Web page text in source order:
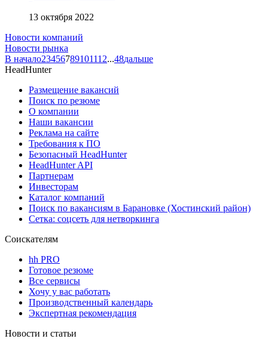
13 октября 2022
Новости компаний
Новости рынка
В начало23456789101112...48дальше
HeadHunter
Размещение вакансий
Поиск по резюме
О компании
Наши вакансии
Реклама на сайте
Требования к ПО
Безопасный HeadHunter
HeadHunter API
Партнерам
Инвесторам
Каталог компаний
Поиск по вакансиям в Барановке (Хостинский район)
Сетка: соцсеть для нетворкинга
Соискателям
hh PRO
Готовое резюме
Все сервисы
Хочу у вас работать
Производственный календарь
Экспертная рекомендация
Новости и статьи